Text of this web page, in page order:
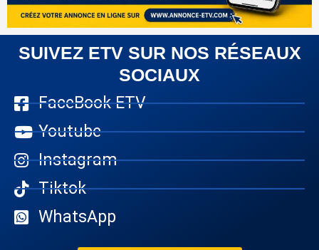
SUIVEZ ETV SUR NOS RÉSEAUX
SOCIAUX
FaceBook ETV
Youtube
Instagram
Tiktok
WhatsApp